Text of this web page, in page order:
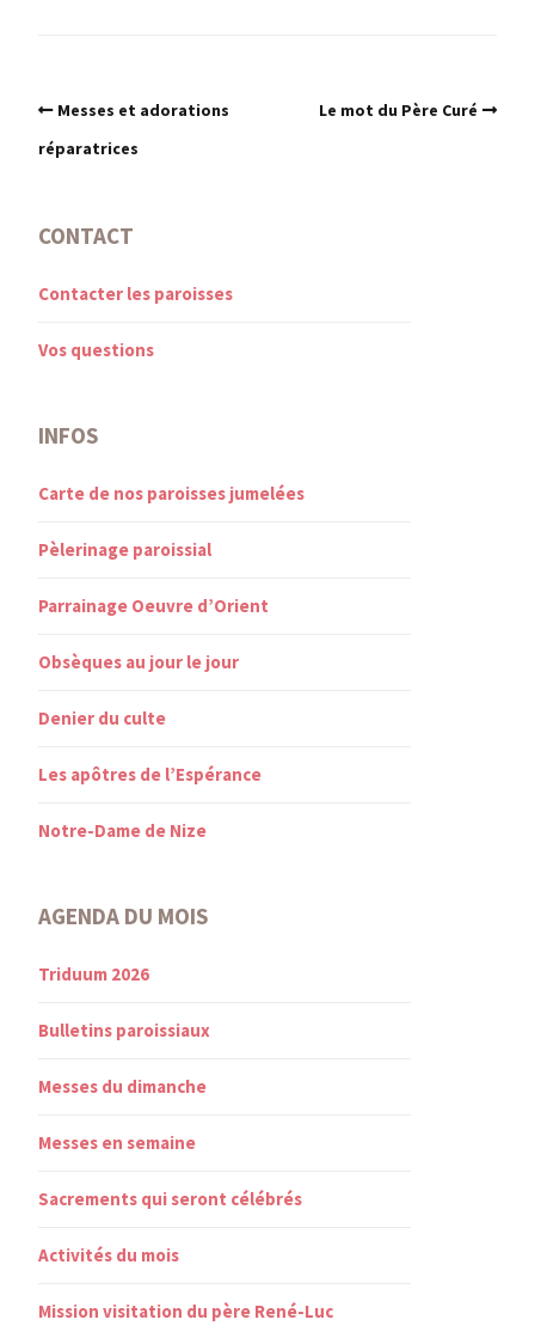
Messes et adorations
réparatrices
Le mot du Père Curé
CONTACT
Contacter les paroisses
Vos questions
INFOS
Carte de nos paroisses jumelées
Pèlerinage paroissial
Parrainage Oeuvre d’Orient
Obsèques au jour le jour
Denier du culte
Les apôtres de l’Espérance
Notre-Dame de Nize
AGENDA DU MOIS
Triduum 2026
Bulletins paroissiaux
Messes du dimanche
Messes en semaine
Sacrements qui seront célébrés
Activités du mois
Mission visitation du père René-Luc